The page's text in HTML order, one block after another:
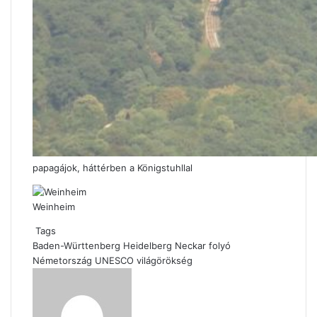
papagájok, háttérben a Königstuhllal
Weinheim
Tags
Baden-Württenberg Heidelberg Neckar folyó
Németország UNESCO világörökség